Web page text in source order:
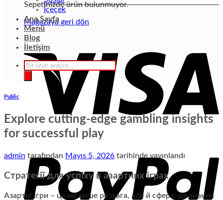
Sepetinizde ürün bulunmuyor.
Mağazaya geri dön
İçeçek
Ana Sayfa
Menü
Blog
İletişim
Products
search
Public
Explore cutting-edge gambling insights
for successful play
admin tarafından Mayıs 5, 2026 tarihinde yayınlandı
Стратегії для успіху в азартних іграх
Азартні ігри – це не лише розвага, але й сфера, де знання